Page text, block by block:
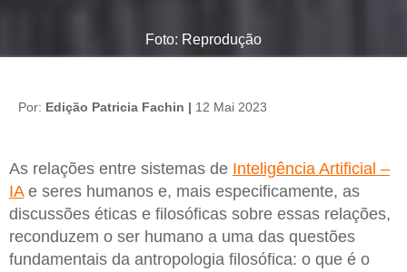
Foto: Reprodução
Por: Edição Patricia Fachin | 12 Mai 2023
As relações entre sistemas de Inteligência Artificial –
IAe seres humanos e, mais especificamente, as
discussões éticas e filosóficas sobre essas relações,
reconduzem o ser humano a uma das questões
fundamentais da antropologia filosófica: o que é o